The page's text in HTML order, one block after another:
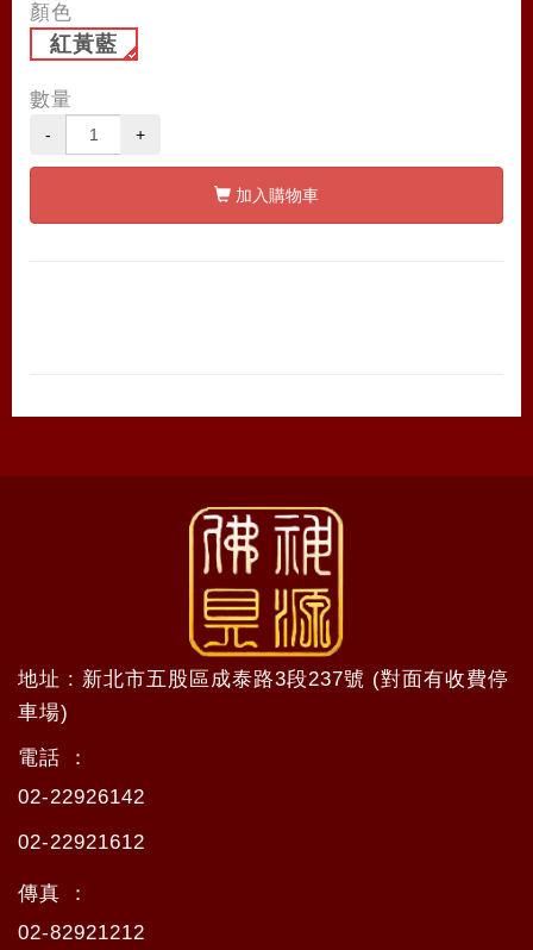
顏色
紅黃藍
數量
- +
加入購物車
地址 : 新北市五股區成泰路3段237號 (對面有收費停
車場)
電話 ：
02-22926142
02-22921612
傳真 ：
02-82921212